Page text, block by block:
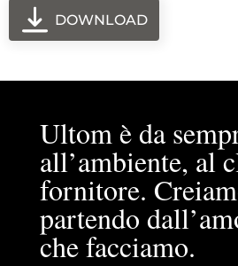
DOWNLOAD
Ultom è da
all’ambiente, al
fornitore.
partendo
che facciamo.